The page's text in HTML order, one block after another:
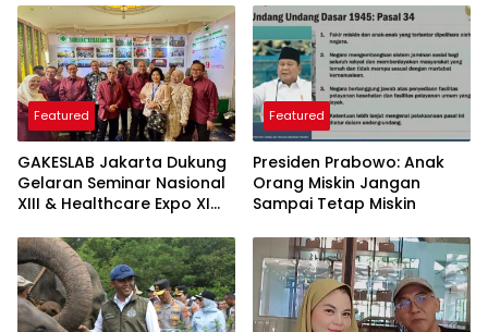
yang Perlu Diketahui
Featured
GAKESLAB Jakarta Dukung
Gelaran Seminar Nasional
XIII & Healthcare Expo XI
Featured
Presiden Prabowo: Anak
Orang Miskin Jangan
Sampai Tetap Miskin